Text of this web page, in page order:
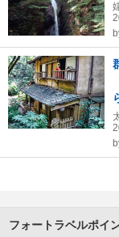
フォートラベルポイ